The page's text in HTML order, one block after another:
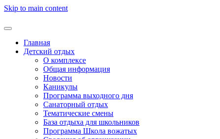
Skip to main content
Главная
Детский отдых
О комплексе
Общая информация
Новости
Каникулы
Программа выходного дня
Санаторный отдых
Тематические смены
База отдыха для школьников
Программа Школа вожатых